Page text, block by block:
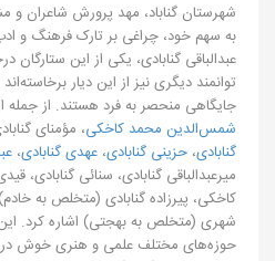
شهرستان گناباد، مهد پرورش شاعران
به سهم خود، چراغی بر تارک فرهنگ و
عبدالباقی گنابادی، یکی از این
توانمند دیگری نیز از این دیار
جایگاهی منحصر به فرد هستند. از جمله
شمس‌الدین محمد کاخکی، مؤمنای
گنابادی، حزینی گنابادی، عهدی گنابادی،
میرعبدالباقی گنابادی، سنائی گنابادی،
کاخکی، پیرزاده گنابادی (متخلص به
شهری (متخلص به بهجتی) اشاره کرد. این
حوزه‌های مختلف علمی و هنری خوش